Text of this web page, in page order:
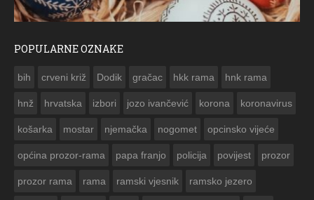
POPULARNE OZNAKE
bih crveni križ Dodik gračac hkk rama hnk rama
hnž hrvatska izbori jozo ivančević korona koronavirus
košarka mostar njemačka nogomet opcinsko vijeće
općina prozor-rama papa franjo policija povijest prozor
prozor rama rama ramski vjesnik ramsko jezero